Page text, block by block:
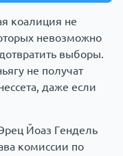
коалиция не
невозможно
выборы.
не получат
даже если
Йоаз Гендель
комиссии по